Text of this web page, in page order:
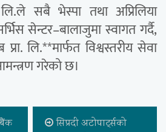
लि.ले सबै भेस्पा तथा अप्रिलिया
सेन्टर–बालाजुमा स्वागत गर्दै,
लि.**मार्फत विश्वस्तरीय सेवा
गरेको छ।
बैंक
सिप्रदी अटोपार्ट्सको